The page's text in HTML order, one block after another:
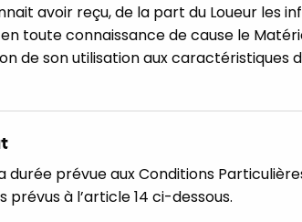
avoir reçu, de la part du Loueur les
toute connaissance de cause le
de son utilisation aux caractéristiques
prévue aux Conditions
à l’article 14 ci-dessous.